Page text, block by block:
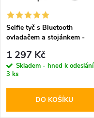
ů
Selfie tyč s Bluetooth
ovladačem a stojánkem -
Black
1 297 Kč
Skladem - hned k odeslání
3 ks
DO KOŠÍKU